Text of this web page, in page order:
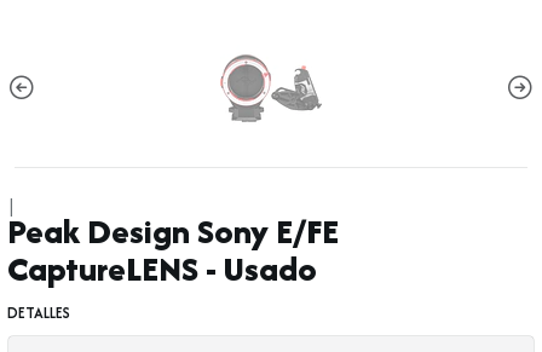
|
Peak Design Sony E/FE
CaptureLENS - Usado
DETALLES